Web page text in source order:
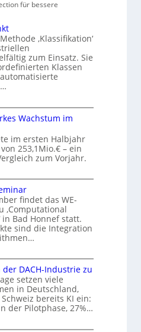
für bessere
‚Klassifikation‘
zum Einsatz. Sie
Klassen
Wachstum im
im ersten Halbjahr
253,1Mio.€ – ein
zum Vorjahr.
findet das WE-
‚Computational
in Bad Honnef statt.
sind die Integration
DACH-Industrie zu
setzen viele
in Deutschland,
bereits KI ein:
der Pilotphase, 27%…